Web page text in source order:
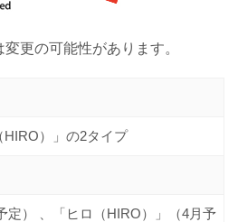
更の可能性があります。
HIRO）」の2タイプ
定） 、「ヒロ（HIRO）」（4月予